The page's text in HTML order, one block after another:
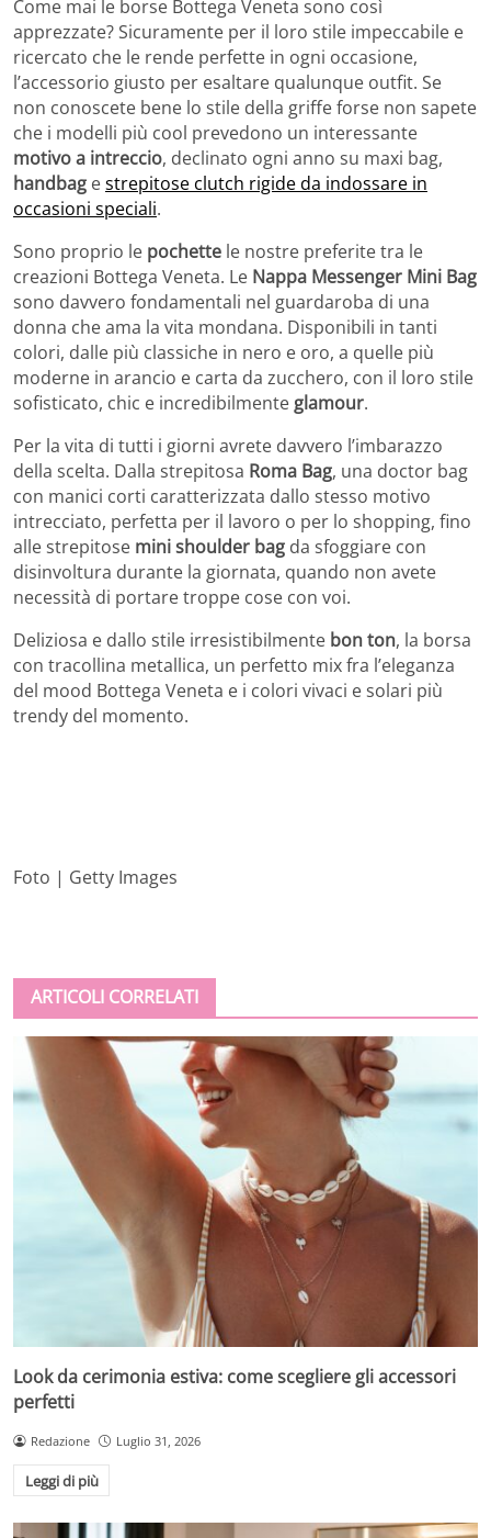
Come mai le borse Bottega Veneta sono così
apprezzate? Sicuramente per il loro stile impeccabile e
ricercato che le rende perfette in ogni occasione,
l’accessorio giusto per esaltare qualunque outfit. Se
non conoscete bene lo stile della griffe forse non sapete
che i modelli più cool prevedono un interessante
motivo a intreccio, declinato ogni anno su maxi bag,
handbag estrepitose clutch rigide da indossare in
occasioni speciali.
Sono proprio le pochette le nostre preferite tra le
creazioni Bottega Veneta. Le Nappa Messenger Mini Bag
sono davvero fondamentali nel guardaroba di una
donna che ama la vita mondana. Disponibili in tanti
colori, dalle più classiche in nero e oro, a quelle più
moderne in arancio e carta da zucchero, con il loro stile
sofisticato, chic e incredibilmente glamour.
Per la vita di tutti i giorni avrete davvero l’imbarazzo
della scelta. Dalla strepitosa Roma Bag, una doctor bag
con manici corti caratterizzata dallo stesso motivo
intrecciato, perfetta per il lavoro o per lo shopping, fino
alle strepitose mini shoulder bag da sfoggiare con
disinvoltura durante la giornata, quando non avete
necessità di portare troppe cose con voi.
Deliziosa e dallo stile irresistibilmente bon ton, la borsa
con tracollina metallica, un perfetto mix fra l’eleganza
del mood Bottega Veneta e i colori vivaci e solari più
trendy del momento.
Foto | Getty Images
ARTICOLI CORRELATI
Look da cerimonia estiva: come scegliere gli accessori
perfetti
Redazione Luglio 31, 2026
Leggi di più